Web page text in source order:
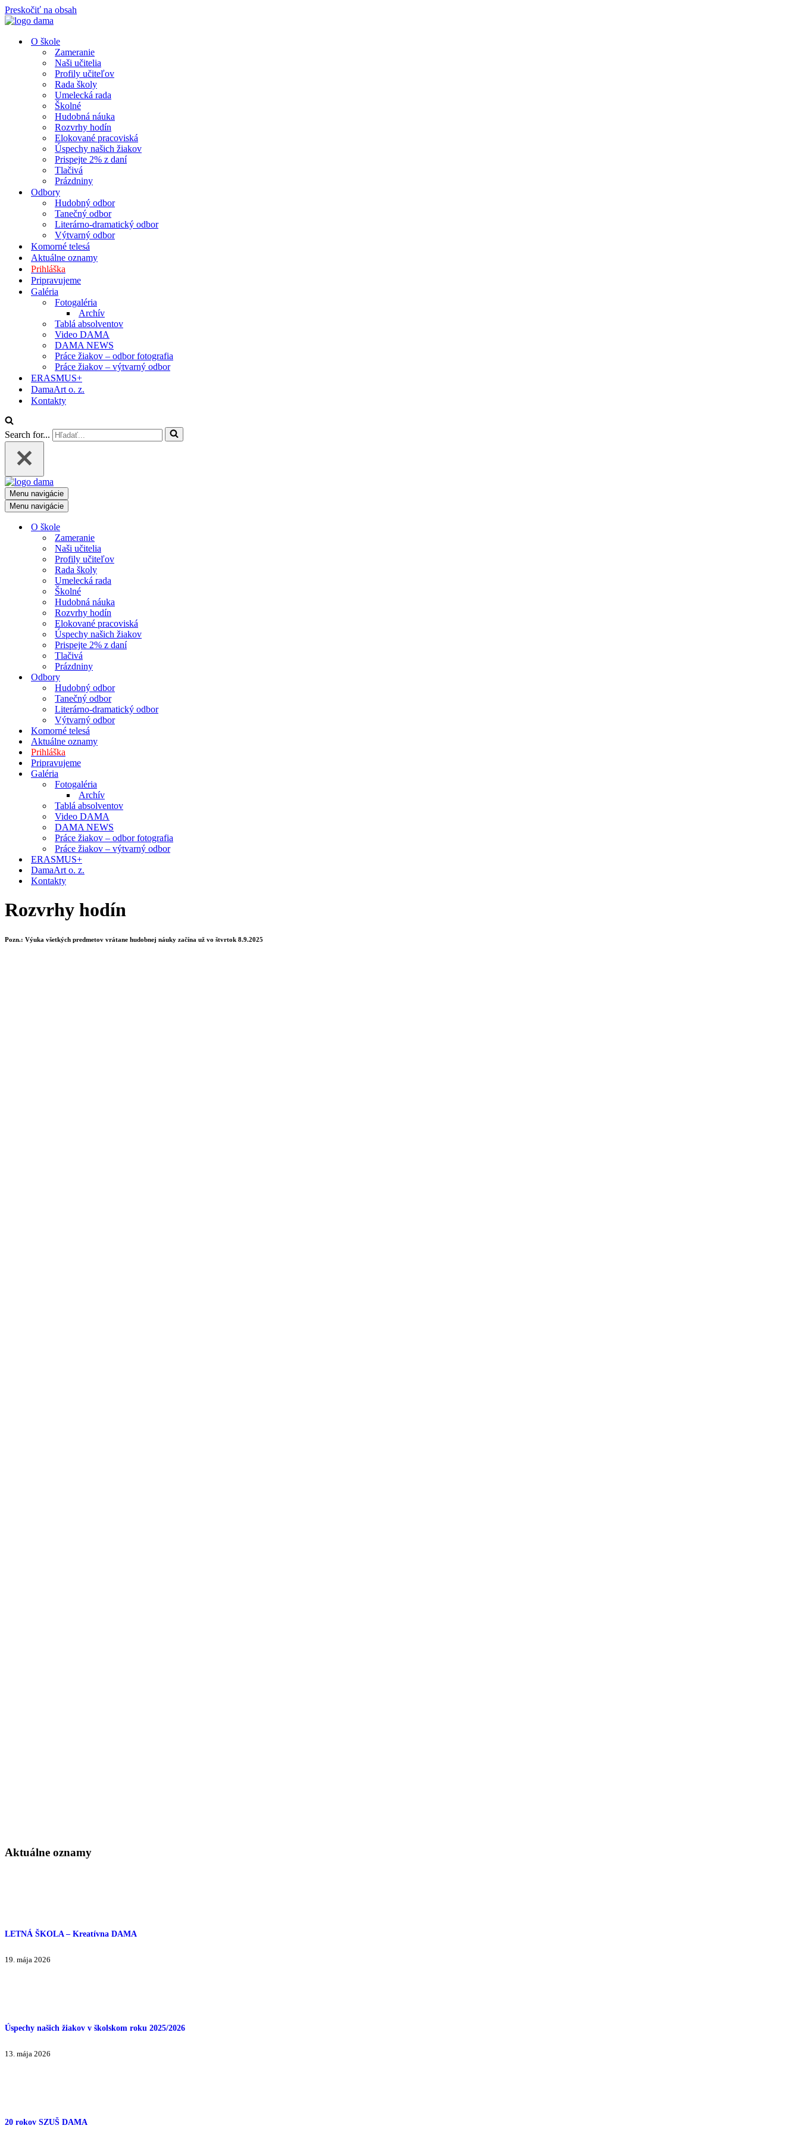
Preskočiť na obsah
O škole
Zameranie
Naši učitelia
Profily učiteľov
Rada školy
Umelecká rada
Školné
Hudobná náuka
Rozvrhy hodín
Elokované pracoviská
Úspechy našich žiakov
Prispejte 2% z daní
Tlačivá
Prázdniny
Odbory
Hudobný odbor
Tanečný odbor
Literárno-dramatický odbor
Výtvarný odbor
Komorné telesá
Aktuálne oznamy
Prihláška
Pripravujeme
Galéria
Fotogaléria
Archív
Tablá absolventov
Video DAMA
DAMA NEWS
Práce žiakov – odbor fotografia
Práce žiakov – výtvarný odbor
ERASMUS+
DamaArt o. z.
Kontakty
Search for...
Menu navigácie
Menu navigácie
O škole
Zameranie
Naši učitelia
Profily učiteľov
Rada školy
Umelecká rada
Školné
Hudobná náuka
Rozvrhy hodín
Elokované pracoviská
Úspechy našich žiakov
Prispejte 2% z daní
Tlačivá
Prázdniny
Odbory
Hudobný odbor
Tanečný odbor
Literárno-dramatický odbor
Výtvarný odbor
Komorné telesá
Aktuálne oznamy
Prihláška
Pripravujeme
Galéria
Fotogaléria
Archív
Tablá absolventov
Video DAMA
DAMA NEWS
Práce žiakov – odbor fotografia
Práce žiakov – výtvarný odbor
ERASMUS+
DamaArt o. z.
Kontakty
Rozvrhy hodín
Pozn.: Výuka všetkých predmetov vrátane hudobnej náuky začína už vo štvrtok 8.9.2025
Aktuálne oznamy
LETNÁ ŠKOLA – Kreatívna DAMA
19. mája 2026
Úspechy našich žiakov v školskom roku 2025/2026
13. mája 2026
20 rokov SZUŠ DAMA